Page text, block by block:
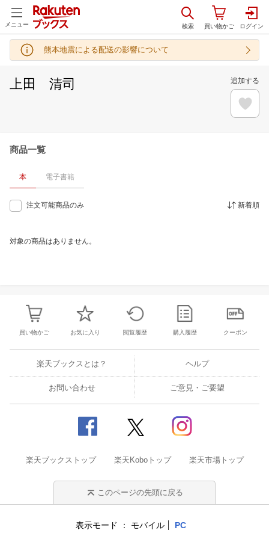
メニュー
熊本地震による配送の影響について
上田 清司 追加する
商品一覧
本 電子書籍
注文可能商品のみ 新着順
対象の商品はありません。
買い物かご お気に入り 閲覧履歴 購入履歴 クーポン
楽天ブックスとは？ ヘルプ
お問い合わせ ご意見・ご要望
楽天ブックストップ 楽天Koboトップ 楽天市場トップ
このページの先頭に戻る
表示モード モバイル PC